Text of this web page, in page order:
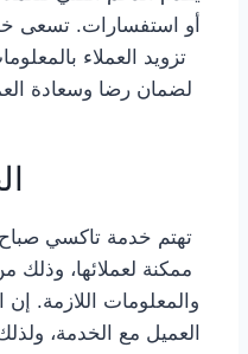
أو استفسارات. تسعى
تزويد العملاء
لضمان رضا وسعادة
تهتم خدمة تاكسي
ممكنة لعملائها، وذلك
والمعلومات اللازمة.
العميل مع الخدمة،